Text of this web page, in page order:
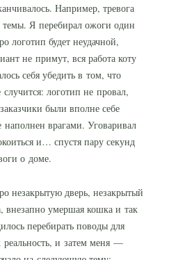
Например, тревога
темы. Я перебирал ожоги один
логотип будет неудачной,
не примут, вся работа коту
себя убедить в том, что
логотип не провал,
были вполне себе
врагами. Уговаривал
и… спустя пару секунд
о доме.
незакрытую дверь, незакрытый
внезапно умершая кошка и так
перебирать поводы для
реальность, и затем меня —